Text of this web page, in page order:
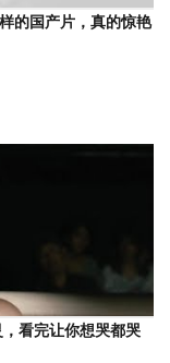
的国产片，真的惊艳
看完让你想哭都哭